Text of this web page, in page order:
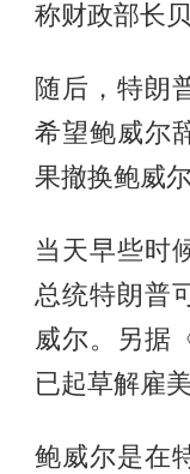
称财政部长
随后，特朗
希望鲍威尔
果撤换鲍威
当天早些时
总统特朗普
威尔。另据
已起草解雇
鲍威尔是在